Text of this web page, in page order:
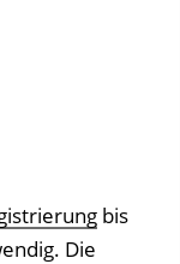
d
bis
Die